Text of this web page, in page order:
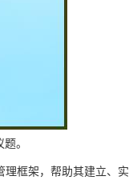
。
理框架，帮助其建立、实